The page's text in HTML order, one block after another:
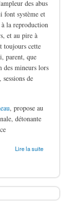
des abus
font système et
la reproduction
et au pire à
toujours cette
parent, que
des mineurs lors
de
, propose au
détonante
Lire la suite